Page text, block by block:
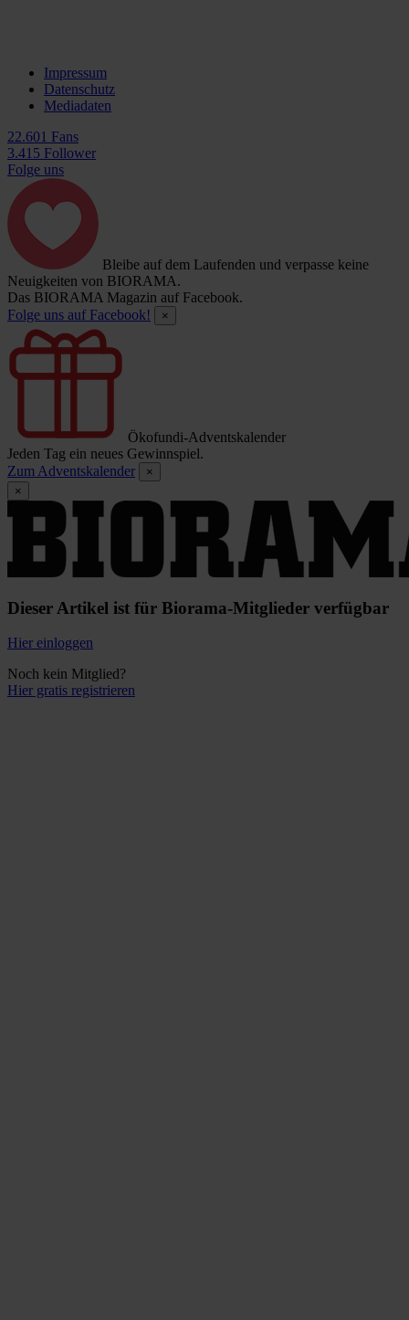
Impressum
Datenschutz
Mediadaten
22.601 Fans
3.415 Follower
Folge uns
Bleibe auf dem Laufenden und verpasse keine
Neuigkeiten von BIORAMA.
Das BIORAMA Magazin auf Facebook.
Folge uns auf Facebook!
×
Ökofundi-Adventskalender
Jeden Tag ein neues Gewinnspiel.
Zum Adventskalender
×
×
Dieser Artikel ist für Biorama-Mitglieder verfügbar
Hier einloggen
Noch kein Mitglied?
Hier gratis registrieren